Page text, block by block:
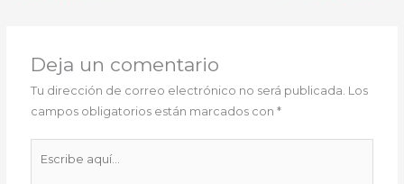
Deja un comentario
Tu dirección de correo electrónico no será publicada. Los
campos obligatorios están marcados con*